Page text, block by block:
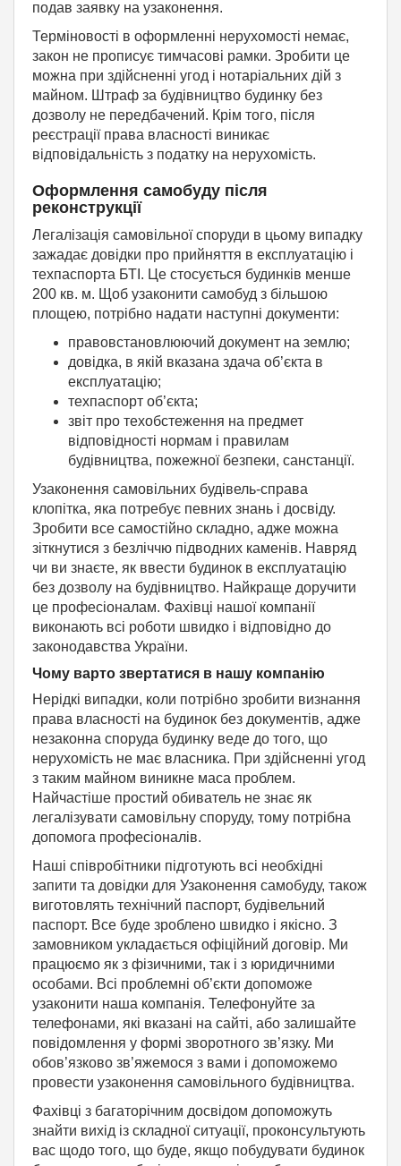
подав заявку на узаконення.
Терміновості в оформленні нерухомості немає,
закон не прописує тимчасові рамки. Зробити це
можна при здійсненні угод і нотаріальних дій з
майном. Штраф за будівництво будинку без
дозволу не передбачений. Крім того, після
реєстрації права власності виникає
відповідальність з податку на нерухомість.
Оформлення самобуду після
реконструкції
Легалізація самовільної споруди в цьому випадку
зажадає довідки про прийняття в експлуатацію і
техпаспорта БТІ. Це стосується будинків менше
200 кв. м. Щоб узаконити самобуд з більшою
площею, потрібно надати наступні документи:
правовстановлюючий документ на землю;
довідка, в якій вказана здача об’єкта в
експлуатацію;
техпаспорт об’єкта;
звіт про техобстеження на предмет
відповідності нормам і правилам
будівництва, пожежної безпеки, санстанції.
Узаконення самовільних будівель-справа
клопітка, яка потребує певних знань і досвіду.
Зробити все самостійно складно, адже можна
зіткнутися з безліччю підводних каменів. Навряд
чи ви знаєте, як ввести будинок в експлуатацію
без дозволу на будівництво. Найкраще доручити
це професіоналам. Фахівці нашої компанії
виконають всі роботи швидко і відповідно до
законодавства України.
Чому варто звертатися в нашу компанію
Нерідкі випадки, коли потрібно зробити визнання
права власності на будинок без документів, адже
незаконна споруда будинку веде до того, що
нерухомість не має власника. При здійсненні угод
з таким майном виникне маса проблем.
Найчастіше простий обиватель не знає як
легалізувати самовільну споруду, тому потрібна
допомога професіоналів.
Наші співробітники підготують всі необхідні
запити та довідки для Узаконення самобуду, також
виготовлять технічний паспорт, будівельний
паспорт. Все буде зроблено швидко і якісно. З
замовником укладається офіційний договір. Ми
працюємо як з фізичними, так і з юридичними
особами. Всі проблемні об’єкти допоможе
узаконити наша компанія. Телефонуйте за
телефонами, які вказані на сайті, або залишайте
повідомлення у формі зворотного зв’язку. Ми
обов’язково зв’яжемося з вами і допоможемо
провести узаконення самовільного будівництва.
Фахівці з багаторічним досвідом допоможуть
знайти вихід із складної ситуації, проконсультують
вас щодо того, що буде, якщо побудувати будинок